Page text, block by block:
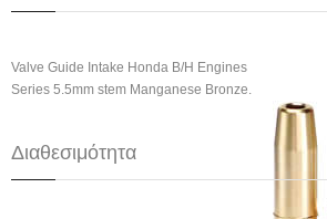
Valve Guide Intake Honda B/H Engines
Series 5.5mm stem Manganese Bronze.
Διαθεσιμότητα